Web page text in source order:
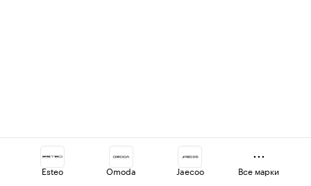
Esteo Omoda Jaecoo Все марки